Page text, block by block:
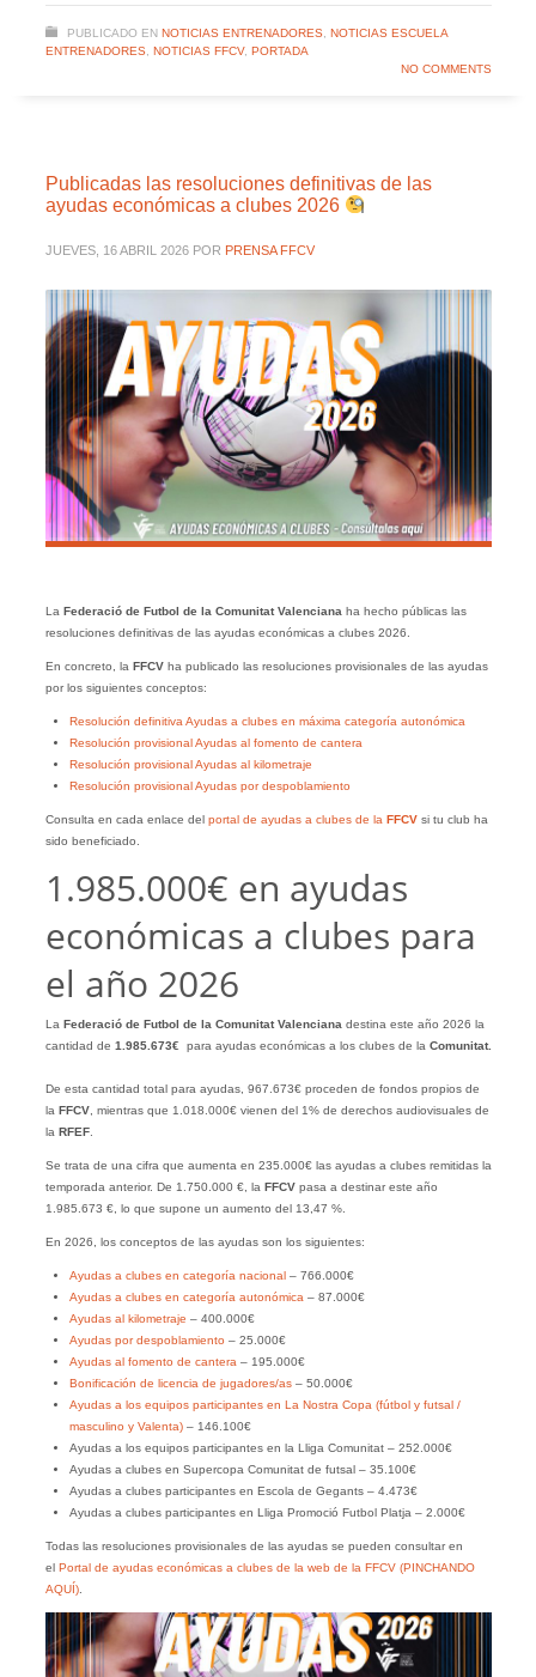
PUBLICADO EN NOTICIAS ENTRENADORES, NOTICIAS ESCUELA
ENTRENADORES, NOTICIAS FFCV, PORTADA
NO COMMENTS
Publicadas las resoluciones definitivas de las
ayudas económicas a clubes 2026
JUEVES, 16 ABRIL 2026 POR PRENSA FFCV
La Federació de Futbol de la Comunitat Valenciana ha hecho públicas las
resoluciones definitivas de las ayudas económicas a clubes 2026.
En concreto, la FFCVha publicado las resoluciones provisionales de las ayudas
por los siguientes conceptos:
Resolución definitiva Ayudas a clubes en máxima categoría autonómica
Resolución provisional Ayudas al fomento de cantera
Resolución provisional Ayudas al kilometraje
Resolución provisional Ayudas por despoblamiento
Consulta en cada enlace del portal de ayudas a clubes de la FFCVsi tu club ha
sido beneficiado.
1.985.000€ en ayudas
económicas a clubes para
el año 2026
La Federació de Futbol de la Comunitat Valenciana destina este año 2026 la
cantidad de 1.985.673€ para ayudas económicas a los clubes de la Comunitat.
De esta cantidad total para ayudas, 967.673€ proceden de fondos propios de
la FFCV, mientras que 1.018.000€ vienen del 1% de derechos audiovisuales de
la RFEF.
Se trata de una cifra que aumenta en 235.000€ las ayudas a clubes remitidas la
temporada anterior. De 1.750.000 €, la FFCVpasa a destinar este año
1.985.673 €, lo que supone un aumento del 13,47 %.
En 2026, los conceptos de las ayudas son los siguientes:
Ayudas a clubes en categoría nacional– 766.000€
Ayudas a clubes en categoría autonómica – 87.000€
Ayudas al kilometraje – 400.000€
Ayudas por despoblamiento– 25.000€
Ayudas al fomento de cantera – 195.000€
Bonificación de licencia de jugadores/as– 50.000€
Ayudas a los equipos participantes en La Nostra Copa (fútbol y futsal /
masculino y Valenta)– 146.100€
Ayudas a los equipos participantes en la Lliga Comunitat – 252.000€
Ayudas a clubes en Supercopa Comunitat de futsal – 35.100€
Ayudas a clubes participantes en Escola de Gegants – 4.473€
Ayudas a clubes participantes en Lliga Promoció Futbol Platja – 2.000€
Todas las resoluciones provisionales de las ayudas se pueden consultar en
el Portal de ayudas económicas a clubes de la web de la FFCV (PINCHANDO
AQUÍ).